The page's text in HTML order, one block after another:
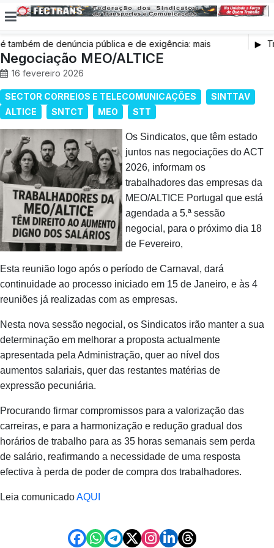
também de denúncia pública e de exigência: mais
saúde, mais condições de trabalho e mais SNS
Negociação MEO/ALTICE
16 fevereiro 2026
SECTOR CORREIOS E TELECOMUNICAÇÕES
SINTTAV
ALTICE
SNTCT MEO STT
Os Sindicatos, que têm estado
juntos nas negociações do ACT
2026, informam os
trabalhadores das empresas da
MEO/ALTICE Portugal que está
agendada a 5.ª sessão
negocial, para o próximo dia 18
de Fevereiro,
Esta reunião logo após o período de Carnaval, dará
continuidade ao processo iniciado em 15 de Janeiro, e às 4
reuniões já realizadas com as empresas.
Nesta nova sessão negocial, os Sindicatos irão manter a sua
determinação em melhorar a proposta actualmente
apresentada pela Administração, quer ao nível dos
aumentos salariais, quer das restantes matérias de
expressão pecuniária.
Procurando firmar compromissos para a valorização das
carreiras, e para a harmonização e redução gradual dos
horários de trabalho para as 35 horas semanais sem perda
de salário, reafirmando a necessidade de uma resposta
efectiva à perda de poder de compra dos trabalhadores.
Leia comunicadoAQUI